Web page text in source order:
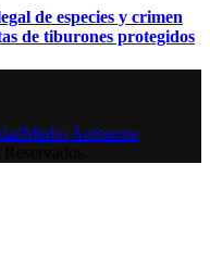
de especies y crimen
de tiburones protegidos
Medio Ambiente